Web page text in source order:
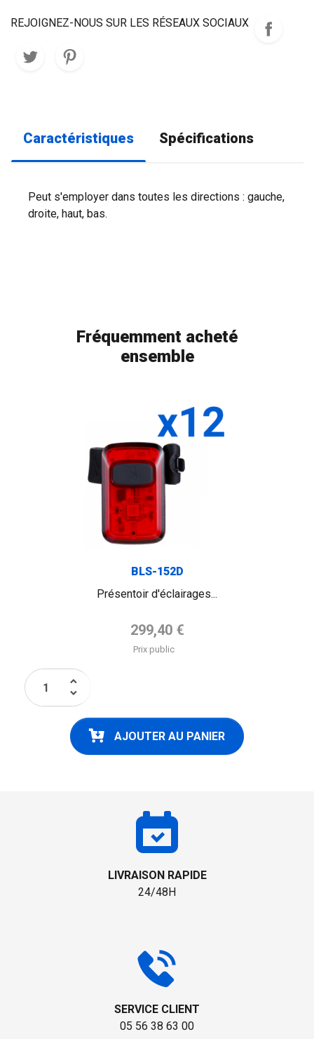
REJOIGNEZ-NOUS SUR LES RÉSEAUX SOCIAUX
Caractéristiques Spécifications
Peut s'employer dans toutes les directions : gauche,
droite, haut, bas.
Fréquemment acheté
ensemble
BLS-152D
Présentoir d'éclairages...
Prix de base
299,40 €
Prix public
keyboard_arrow_up
keyboard_arrow_down
AJOUTER AU PANIER
LIVRAISON RAPIDE
24/48H
SERVICE CLIENT
05 56 38 63 00